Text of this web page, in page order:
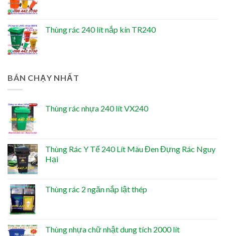
Thùng rác 240 lít nắp kín TR240
BÁN CHẠY NHẤT
Thùng rác nhựa 240 lít VX240
Thùng Rác Y Tế 240 Lít Màu Đen Đựng Rác Nguy
Hại
Thùng rác 2 ngăn nắp lật thép
Thùng nhựa chữ nhật dung tích 2000 lít